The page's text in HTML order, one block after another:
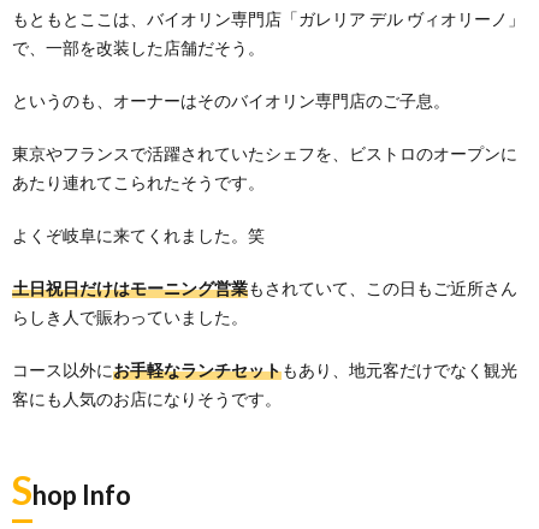
もともとここは、バイオリン専門店「ガレリア デル ヴィオリーノ」
で、一部を改装した店舗だそう。
というのも、オーナーはそのバイオリン専門店のご子息。
東京やフランスで活躍されていたシェフを、ビストロのオープンに
あたり連れてこられたそうです。
よくぞ岐阜に来てくれました。笑
土日祝日だけはモーニング営業もされていて、この日もご近所さん
らしき人で賑わっていました。
コース以外にお手軽なランチセットもあり、地元客だけでなく観光
客にも人気のお店になりそうです。
Shop Info